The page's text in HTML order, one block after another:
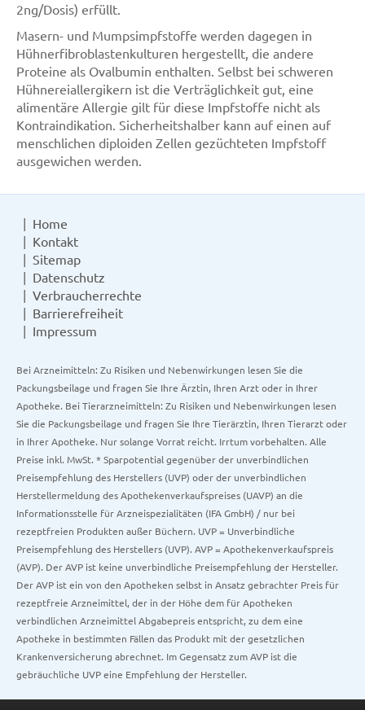
2ng/Dosis) erfüllt.
Masern- und Mumpsimpfstoffe werden dagegen in
Hühnerfibroblastenkulturen hergestellt, die andere
Proteine als Ovalbumin enthalten. Selbst bei schweren
Hühnereiallergikern ist die Verträglichkeit gut, eine
alimentäre Allergie gilt für diese Impfstoffe nicht als
Kontraindikation. Sicherheitshalber kann auf einen auf
menschlichen diploiden Zellen gezüchteten Impfstoff
ausgewichen werden.
Home
Kontakt
Sitemap
Datenschutz
Verbraucherrechte
Barrierefreiheit
Impressum
Bei Arzneimitteln: Zu Risiken und Nebenwirkungen lesen Sie die
Packungsbeilage und fragen Sie Ihre Ärztin, Ihren Arzt oder in Ihrer
Apotheke. Bei Tierarzneimitteln: Zu Risiken und Nebenwirkungen lesen
Sie die Packungsbeilage und fragen Sie Ihre Tierärztin, Ihren Tierarzt oder
in Ihrer Apotheke. Nur solange Vorrat reicht. Irrtum vorbehalten. Alle
Preise inkl. MwSt. * Sparpotential gegenüber der unverbindlichen
Preisempfehlung des Herstellers (UVP) oder der unverbindlichen
Herstellermeldung des Apothekenverkaufspreises (UAVP) an die
Informationsstelle für Arzneispezialitäten (IFA GmbH) / nur bei
rezeptfreien Produkten außer Büchern. UVP = Unverbindliche
Preisempfehlung des Herstellers (UVP). AVP = Apothekenverkaufspreis
(AVP). Der AVP ist keine unverbindliche Preisempfehlung der Hersteller.
Der AVP ist ein von den Apotheken selbst in Ansatz gebrachter Preis für
rezeptfreie Arzneimittel, der in der Höhe dem für Apotheken
verbindlichen Arzneimittel Abgabepreis entspricht, zu dem eine
Apotheke in bestimmten Fällen das Produkt mit der gesetzlichen
Krankenversicherung abrechnet. Im Gegensatz zum AVP ist die
gebräuchliche UVP eine Empfehlung der Hersteller.